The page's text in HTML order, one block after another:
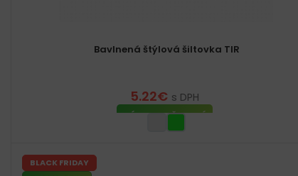
Bavlnená štýlová šiltovka TIR
5.22€ s DPH
VÝBER MOŽNOSTÍ
BLACK FRIDAY